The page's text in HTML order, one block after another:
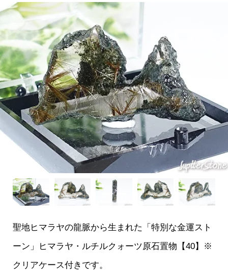
聖地ヒマラヤの龍脈から生まれた「特別な金運スト
ーン」ヒマラヤ・ルチルクォーツ原石置物【40】※
クリアケース付きです。